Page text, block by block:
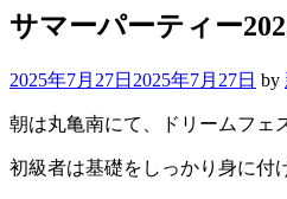
サマーパーティー
2025年7月27日 2025年7月27日 by
朝は丸亀南にて、ドリームフェ
初級者は基礎をしっかり身に付